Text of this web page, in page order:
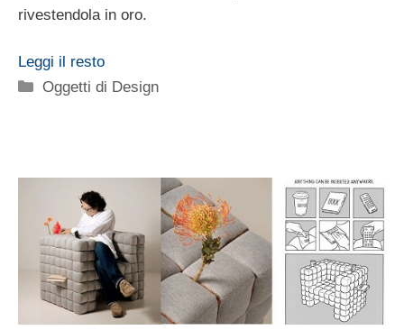
rivestendola in oro.
Leggi il resto
Categorie
Oggetti di Design